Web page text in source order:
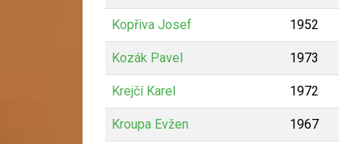
Kopřiva Josef 1952
Kozák Pavel 1973
Krejčí Karel 1972
Kroupa Evžen 1967